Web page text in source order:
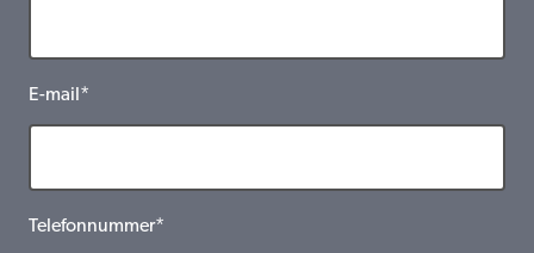
E-mail*
Telefonnummer*